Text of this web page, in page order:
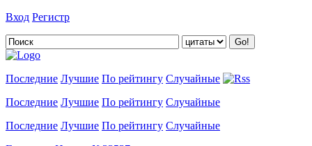
Вход Регистр
Последние Лучшие По рейтингу Случайные
Последние Лучшие По рейтингу Случайные
Последние Лучшие По рейтингу Случайные